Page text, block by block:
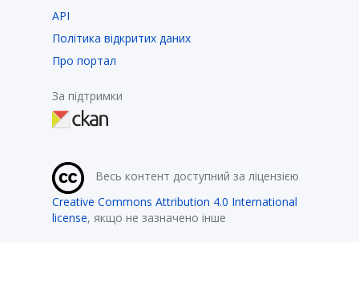
API
Політика відкритих даних
Про портал
За підтримки
Весь контент доступний за ліцензією
Creative Commons Attribution 4.0 International
license, якщо не зазначено інше